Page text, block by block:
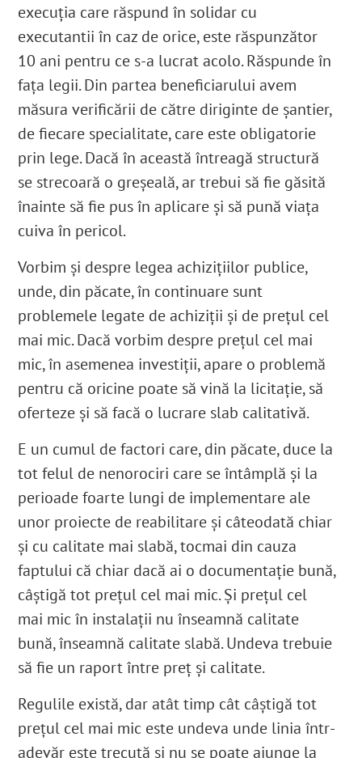
execuția care răspund în solidar cu
executantii în caz de orice, este răspunzător
10 ani pentru ce s-a lucrat acolo. Răspunde în
fața legii. Din partea beneficiarului avem
măsura verificării de către diriginte de șantier,
de fiecare specialitate, care este obligatorie
prin lege. Dacă în această întreagă structură
se strecoară o greșeală, ar trebui să fie găsită
înainte să fie pus în aplicare și să pună viața
cuiva în pericol.
Vorbim și despre legea achizițiilor publice,
unde, din păcate, în continuare sunt
problemele legate de achiziții și de prețul cel
mai mic. Dacă vorbim despre prețul cel mai
mic, în asemenea investiții, apare o problemă
pentru că oricine poate să vină la licitație, să
oferteze și să facă o lucrare slab calitativă.
E un cumul de factori care, din păcate, duce la
tot felul de nenorociri care se întâmplă și la
perioade foarte lungi de implementare ale
unor proiecte de reabilitare și câteodată chiar
și cu calitate mai slabă, tocmai din cauza
faptului că chiar dacă ai o documentație bună,
câștigă tot prețul cel mai mic. Și prețul cel
mai mic în instalații nu înseamnă calitate
bună, înseamnă calitate slabă. Undeva trebuie
să fie un raport între preț și calitate.
Regulile există, dar atât timp cât câștigă tot
prețul cel mai mic este undeva unde linia într-
adevăr este trecută și nu se poate ajunge la